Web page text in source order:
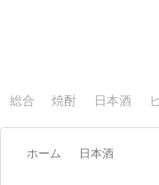
総合 焼酎 日本酒
ホーム 日本酒